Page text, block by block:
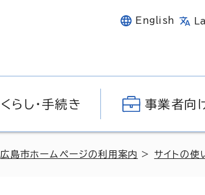
English
くらし・手続き 事業者向
広島市ホームページの利用案内 > サイトの使